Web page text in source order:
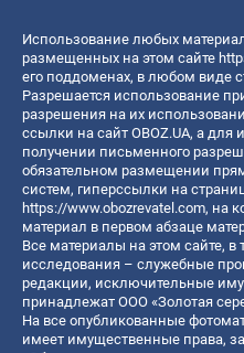
Использование любых
размещенных на этом сайте
его поддоменах, в любом виде
Разрешается использование
разрешения на их
ссылки на сайт OBOZ.UA, а для
получении письменного
обязательном размещении
систем, гиперссылки на
https://www.obozrevatel.com, на
материал в первом абзаце
Все материалы на этом сайте, в
исследования – служебные
редакции, исключительные
принадлежат ООО «Золотая
На все опубликованные
имеет имущественные права,